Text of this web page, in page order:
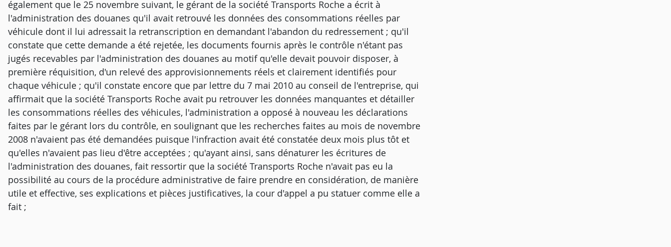
également que le 25 novembre suivant, le gérant de la société Transports Roche a écrit à
l'administration des douanes qu'il avait retrouvé les données des consommations réelles par
véhicule dont il lui adressait la retranscription en demandant l'abandon du redressement ; qu'il
constate que cette demande a été rejetée, les documents fournis après le contrôle n'étant pas
jugés recevables par l'administration des douanes au motif qu'elle devait pouvoir disposer, à
première réquisition, d'un relevé des approvisionnements réels et clairement identifiés pour
chaque véhicule ; qu'il constate encore que par lettre du 7 mai 2010 au conseil de l'entreprise, qui
affirmait que la société Transports Roche avait pu retrouver les données manquantes et détailler
les consommations réelles des véhicules, l'administration a opposé à nouveau les déclarations
faites par le gérant lors du contrôle, en soulignant que les recherches faites au mois de novembre
2008 n'avaient pas été demandées puisque l'infraction avait été constatée deux mois plus tôt et
qu'elles n'avaient pas lieu d'être acceptées ; qu'ayant ainsi, sans dénaturer les écritures de
l'administration des douanes, fait ressortir que la société Transports Roche n'avait pas eu la
possibilité au cours de la procédure administrative de faire prendre en considération, de manière
utile et effective, ses explications et pièces justificatives, la cour d'appel a pu statuer comme elle a
fait ;